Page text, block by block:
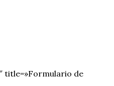
title=»Formulario de